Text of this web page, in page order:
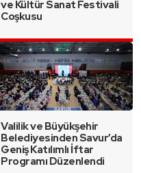
ve Kültür Sanat Festivali
Coşkusu
Valilik ve Büyükşehir
Belediyesinden Savur’da
Geniş Katılımlı İftar
Programı Düzenlendi